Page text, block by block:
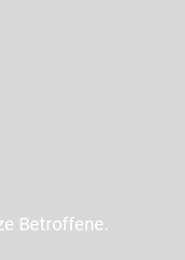
Betroffene.